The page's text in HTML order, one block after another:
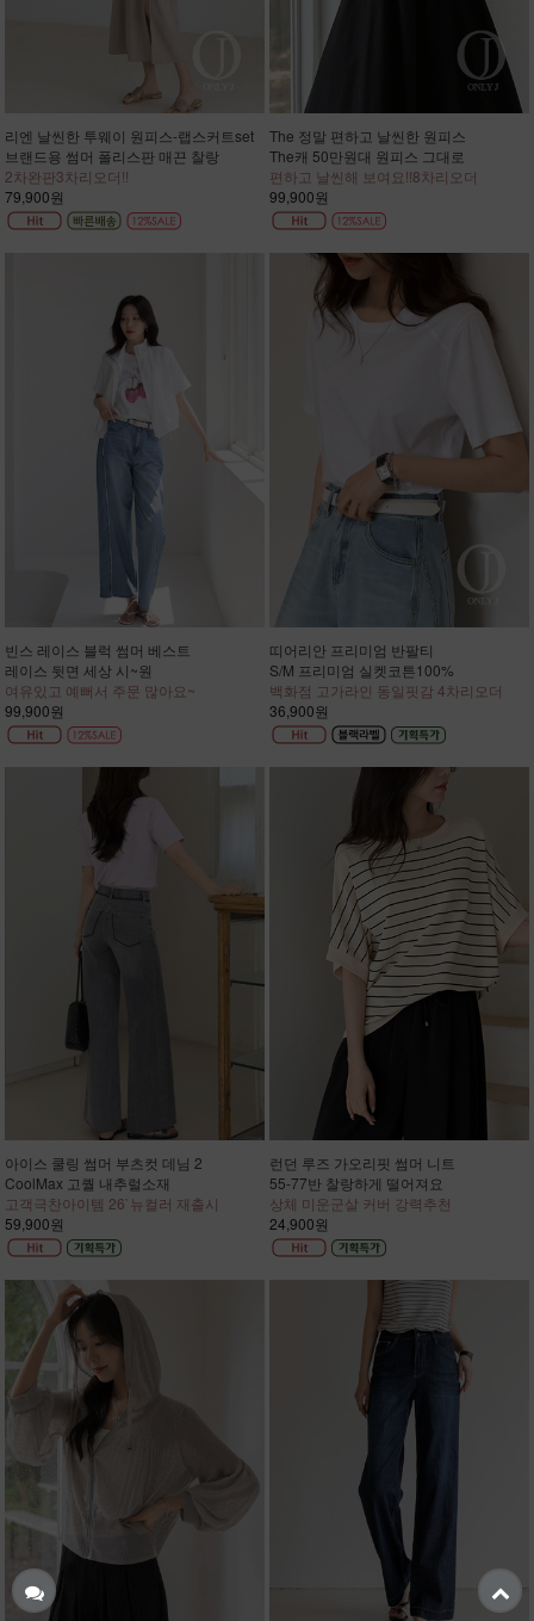
리엔 날씬한 투웨이 원피스-랩스커트set
브랜드용 썸머 폴리스판 매끈 찰랑
2차완판3차리오더!!
79,900원
The 정말 편하고 날씬한 원피스
The캐 50만원대 원피스 그대로
편하고 날씬해 보여요!!8차리오더
99,900원
빈스 레이스 블럭 썸머 베스트
레이스 뒷면 세상 시~원
여유있고 예뻐서 주문 많아요~
99,900원
띠어리안 프리미엄 반팔티
S/M 프리미엄 실켓코튼100%
백화점 고가라인 동일핏감 4차리오더
36,900원
아이스 쿨링 썸머 부츠컷 데님 2
CoolMax 고퀄 내추럴소재
고객극찬아이템 26`뉴컬러 재출시
59,900원
런던 루즈 가오리핏 썸머 니트
55-77반 찰랑하게 떨어져요
상체 미운군살 커버 강력추천
24,900원